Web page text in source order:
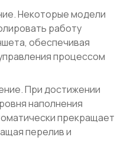
Некоторые модели
работу
обеспечивая
процессом
При достижении
наполнения
прекращает
перелив и